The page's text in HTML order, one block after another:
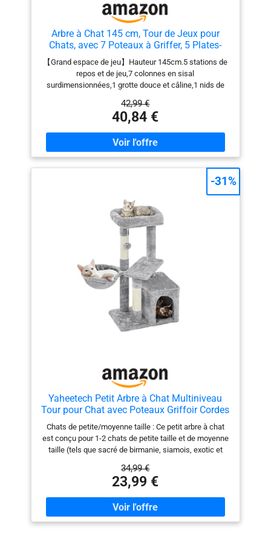
Arbre à Chat 145 cm, Tour de Jeux pour
Chats, avec 7 Poteaux à Griffer, 5 Plates-
Formes, 2 nids pour Chat Chaton, Beige
【Grand espace de jeu】Hauteur 145cm.5 stations de
repos et de jeu,7 colonnes en sisal
surdimensionnées,1 grotte douce et câline,1 nids de
suspendue。Une grotte confortable et des plateformes
d'observation constituent l'endroit idéal pour se reposer,
se détendre et jouer. 【7 Griffoirs pour chats en sisal
naturel】Ce griffoir aux colonnes épaisses entièrement
enveloppées de sisal offre à votre chat beaucoup
d'espace pour aiguiser ses griffes et garder ses ongles
sains, libère la nature grattante du chat et protège vos
chats】2 taquins suspendus pour ajouter un plaisir
supplémentaire à votre chat. Si vous le souhaitez, vous
pouvez les remplacer par les jouets interactifs préférés
de votre chat. 【Structure robuste et stable】Une
structure multiplateforme solide conçue
spécifiquement pour les chats, avec des poteaux en
sisal de 7 cm d'épaisseur et une base renforcée, rend
l'arbre à grimper pour chats plus stable et ne se
renverse toujours pas même lorsque plusieurs chats
jouent dessus. 【Parfait cadeau de Noël pour les
chats】Couvert de peluche douce respectueuse de la
peau. La peluche douce est le meilleur endroit pour
42,99 €
40,84 €
Yaheetech Petit Arbre à Chat Multiniveau
Tour pour Chat avec Poteaux Griffoir Cordes
Sisal Cachette Panier Niche Plateforme
Boule Suspendue Arbre à Grimper 87 cm de
Haut Gris Clair
Chats de petite/moyenne taille : Ce petit arbre à chat
est conçu pour 1-2 chats de petite taille et de moyenne
taille (tels que sacré de birmanie, siamois, exotic et
: En panneaux de particules épais classés E1, cet arbre
à grimper permet une utilisation respectueuse aux
animaux. Son revêtement en flanelle polyester apporte
du confort. Ses poteaux en sisal résistent aux griffes.
Bien aménagé : Un véritable centre d’activités pour
34,99 €
23,99 €
-31%